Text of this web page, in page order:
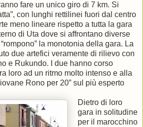
fare un unico giro di 7 km. Si
con lunghi rettilinei fuori dal centro
meno lineare rispetto a tutta la gara
di Uta dove si affrontano diverse
la monotonia della gara. La
due artefici veramente di rilievo con
e Rukundo. I due hanno corso
loro ad un ritmo molto intenso e alla
Rono per 20” sul più esperto
Dietro di loro
gara in solitudine
per il marocchino